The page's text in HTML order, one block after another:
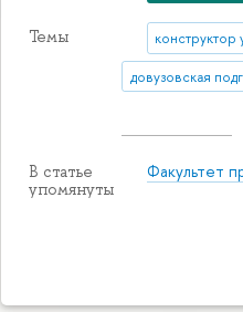
Темы конструктор
довузовская
В статье
упомянуты
Факультет